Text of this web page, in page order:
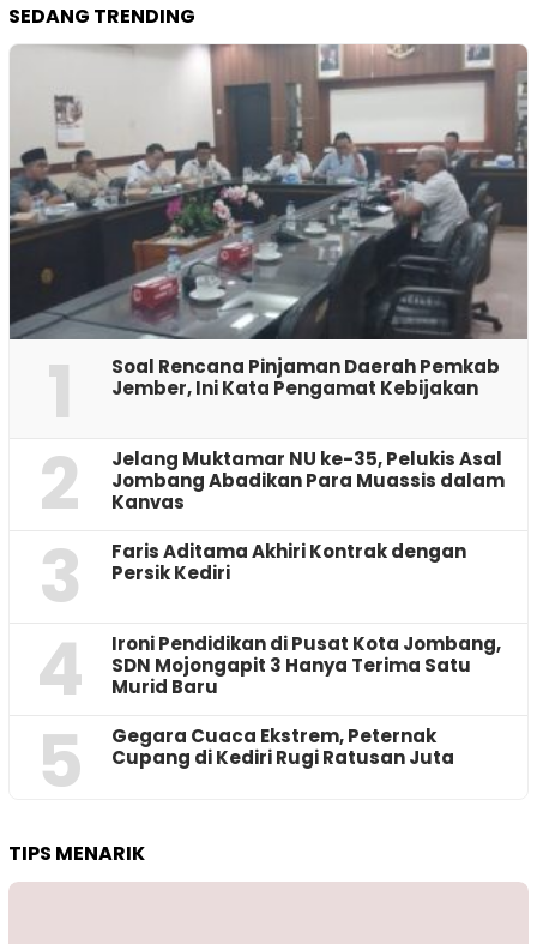
SEDANG TRENDING
1
‎Soal Rencana Pinjaman Daerah Pemkab
Jember, Ini Kata Pengamat Kebijakan ‎
2
Jelang Muktamar NU ke-35, Pelukis Asal
Jombang Abadikan Para Muassis dalam
Kanvas
3
Faris Aditama Akhiri Kontrak dengan
Persik Kediri
4
Ironi Pendidikan di Pusat Kota Jombang,
SDN Mojongapit 3 Hanya Terima Satu
Murid Baru
5
‎Gegara Cuaca Ekstrem, Peternak
Cupang di Kediri Rugi Ratusan Juta
TIPS MENARIK